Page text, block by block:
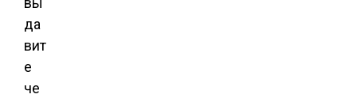
да
вит
е
че